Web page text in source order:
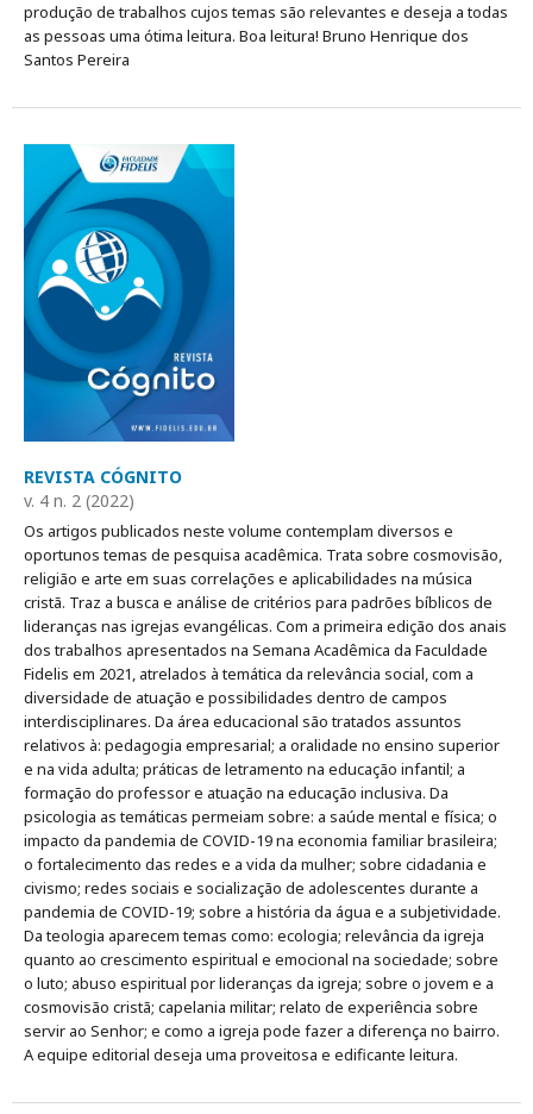
produção de trabalhos cujos temas são relevantes e deseja a todas
as pessoas uma ótima leitura. Boa leitura! Bruno Henrique dos
Santos Pereira
REVISTA CÓGNITO
v. 4 n. 2 (2022)
Os artigos publicados neste volume contemplam diversos e
oportunos temas de pesquisa acadêmica. Trata sobre cosmovisão,
religião e arte em suas correlações e aplicabilidades na música
cristã. Traz a busca e análise de critérios para padrões bíblicos de
lideranças nas igrejas evangélicas. Com a primeira edição dos anais
dos trabalhos apresentados na Semana Acadêmica da Faculdade
Fidelis em 2021, atrelados à temática da relevância social, com a
diversidade de atuação e possibilidades dentro de campos
interdisciplinares. Da área educacional são tratados assuntos
relativos à: pedagogia empresarial; a oralidade no ensino superior
e na vida adulta; práticas de letramento na educação infantil; a
formação do professor e atuação na educação inclusiva. Da
psicologia as temáticas permeiam sobre: a saúde mental e física; o
impacto da pandemia de COVID-19 na economia familiar brasileira;
o fortalecimento das redes e a vida da mulher; sobre cidadania e
civismo; redes sociais e socialização de adolescentes durante a
pandemia de COVID-19; sobre a história da água e a subjetividade.
Da teologia aparecem temas como: ecologia; relevância da igreja
quanto ao crescimento espiritual e emocional na sociedade; sobre
o luto; abuso espiritual por lideranças da igreja; sobre o jovem e a
cosmovisão cristã; capelania militar; relato de experiência sobre
servir ao Senhor; e como a igreja pode fazer a diferença no bairro.
A equipe editorial deseja uma proveitosa e edificante leitura.